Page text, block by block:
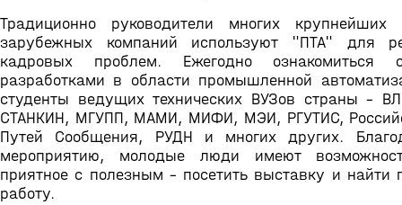
Традиционно руководители многих крупнейших
зарубежных компаний используют "ПТА" для
кадровых проблем. Ежегодно ознакомиться
разработками в области промышленной
студенты ведущих технических ВУЗов страны –
СТАНКИН, МГУПП, МАМИ, МИФИ, МЭИ, РГУТИС,
Путей Сообщения, РУДН и многих других.
мероприятию, молодые люди имеют
приятное с полезным – посетить выставку и найти
работу.